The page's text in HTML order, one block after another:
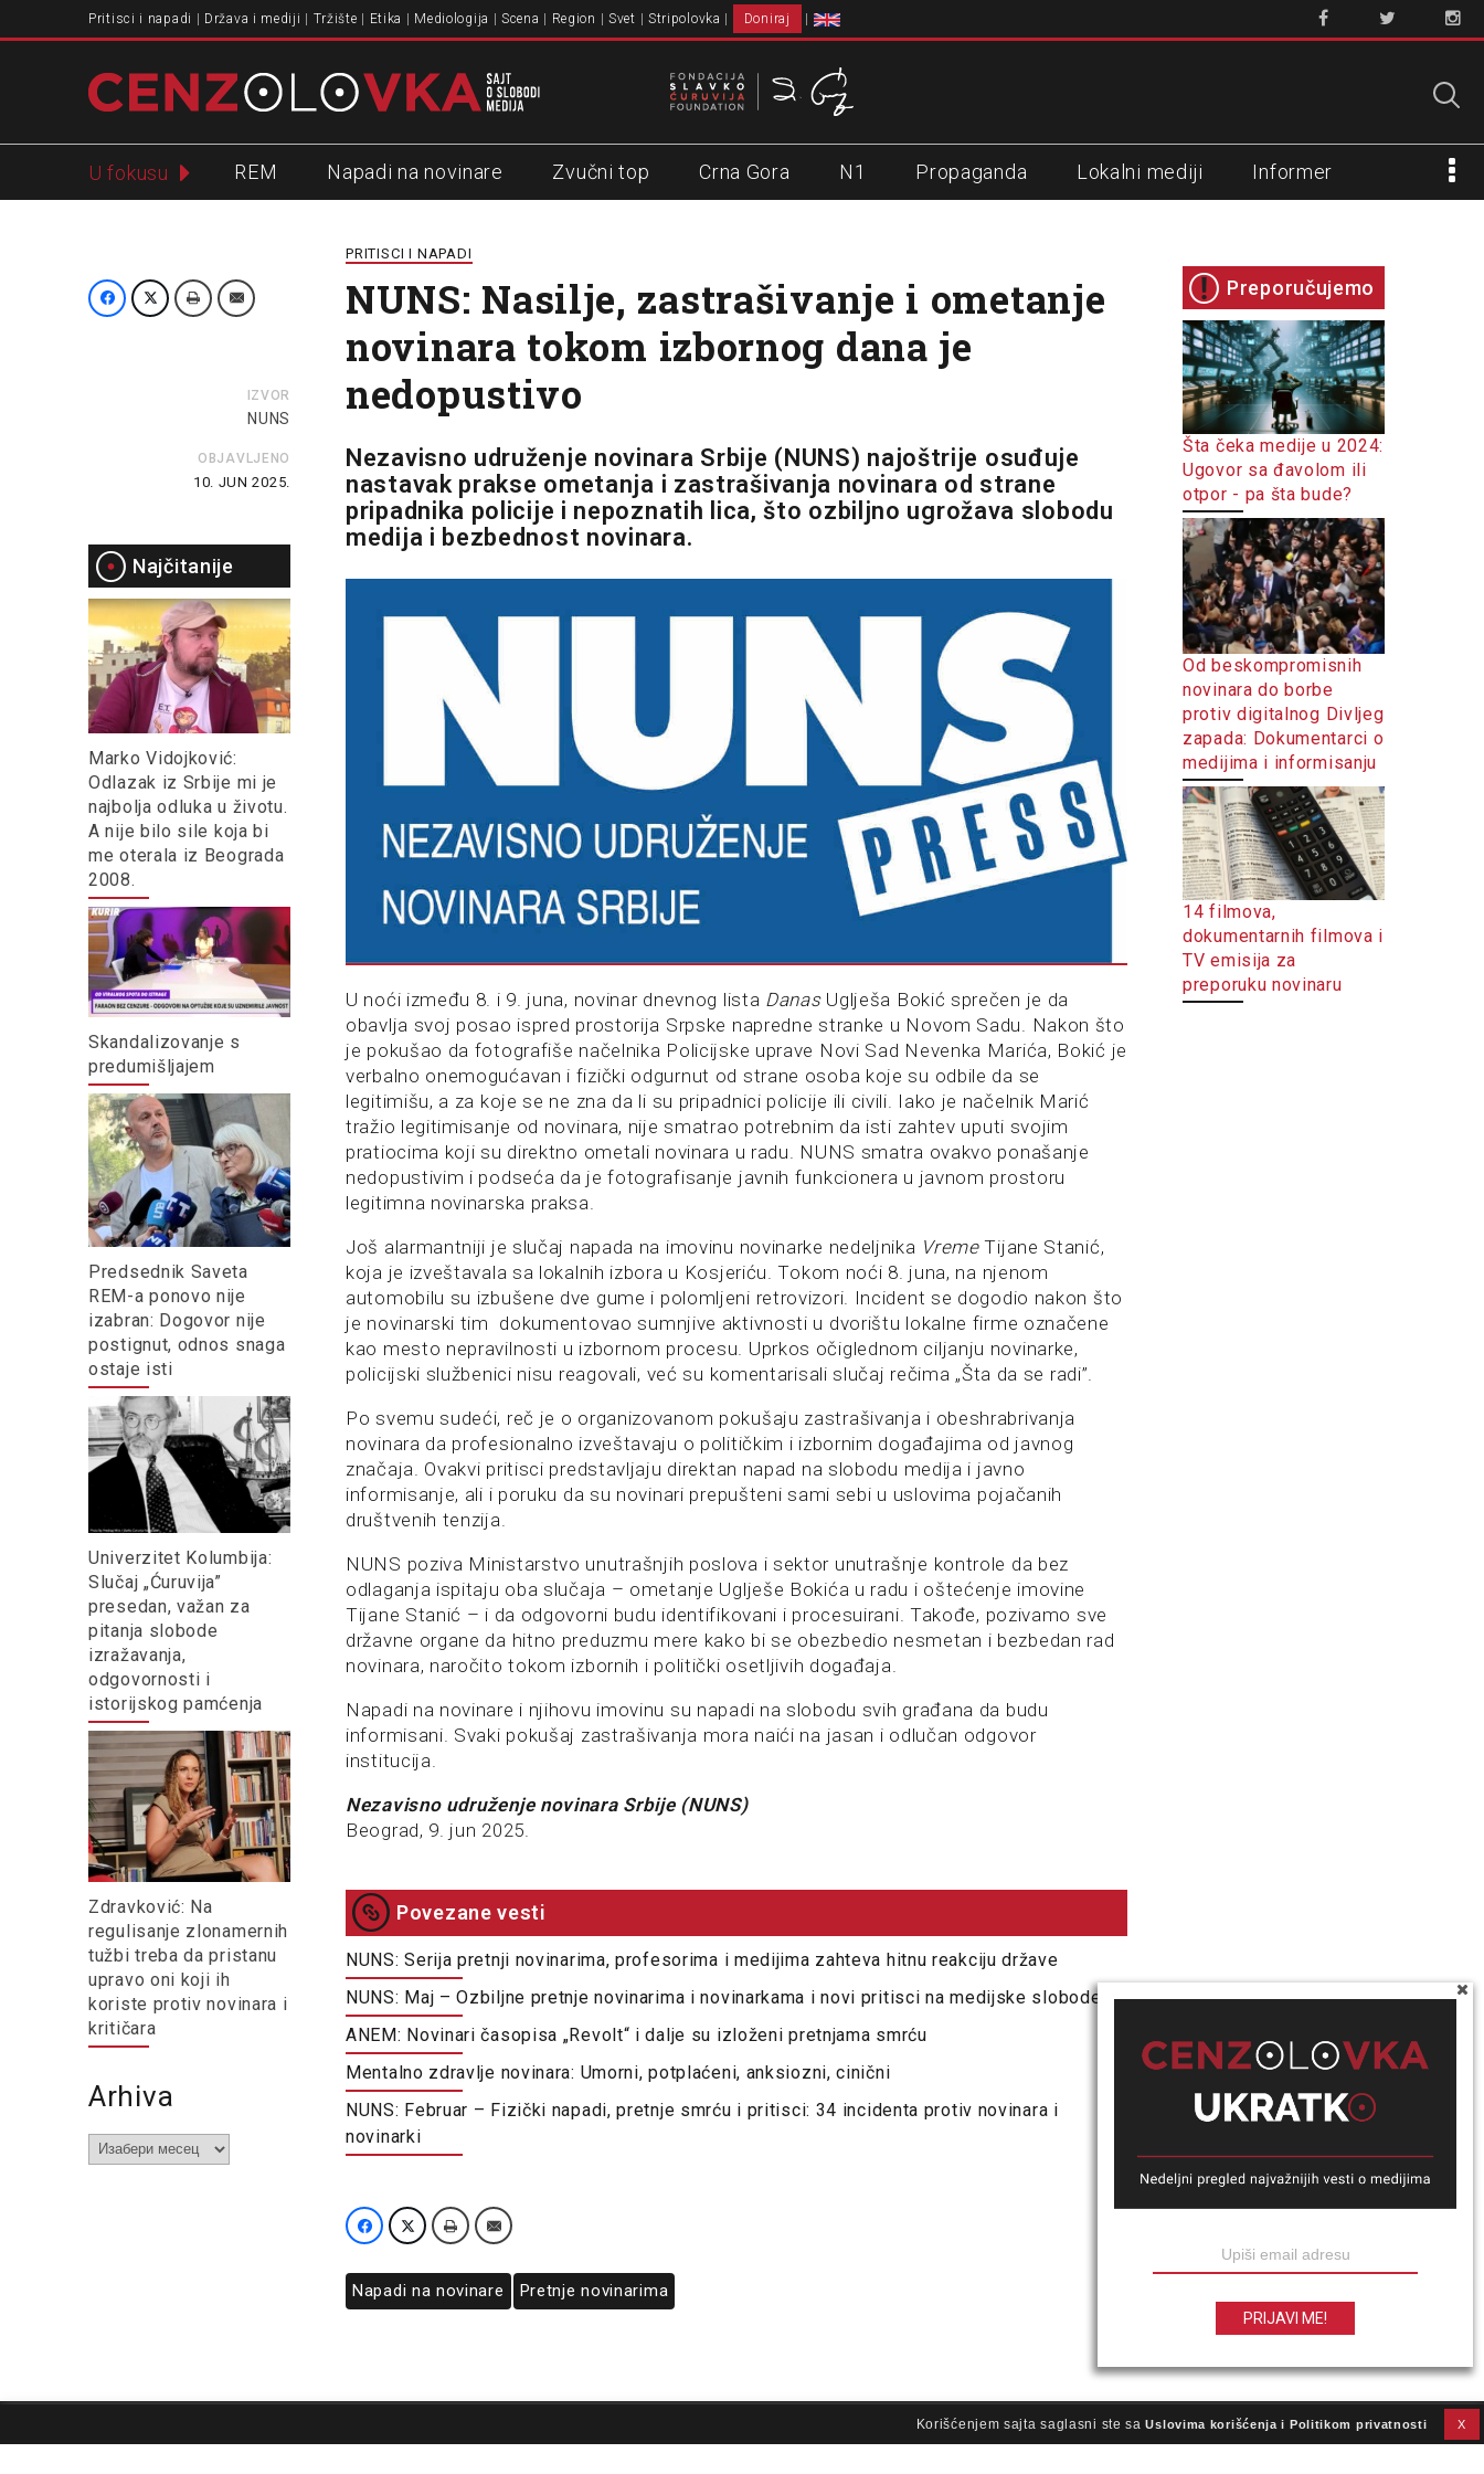
Pritisci i napadi Država i mediji Tržište Etika Mediologija Scena Region Svet Stripolovka Doniraj
U fokusu REM Napadi na novinare Zvučni top Crna Gora N1 Propaganda Lokalni mediji Informer
IZVOR
NUNS
OBJAVLJENO
10. JUN 2025.
Najčitanije
Marko Vidojković:
Odlazak iz Srbije mi je
najbolja odluka u životu.
A nije bilo sile koja bi
me oterala iz Beograda
2008.
Skandalizovanje s
predumišljajem
Predsednik Saveta
REM-a ponovo nije
izabran: Dogovor nije
postignut, odnos snaga
ostaje isti
Univerzitet Kolumbija:
Slučaj „Ćuruvija”
presedan, važan za
pitanja slobode
izražavanja,
odgovornosti i
istorijskog pamćenja
Zdravković: Na
regulisanje zlonamernih
tužbi treba da pristanu
upravo oni koji ih
koriste protiv novinara i
kritičara
Arhiva
Arhiva
PRITISCI I NAPADI
NUNS: Nasilje, zastrašivanje i ometanje
novinara tokom izbornog dana je
nedopustivo
Nezavisno udruženje novinara Srbije (NUNS) najoštrije osuđuje
nastavak prakse ometanja i zastrašivanja novinara od strane
pripadnika policije i nepoznatih lica, što ozbiljno ugrožava slobodu
medija i bezbednost novinara.
U noći između 8. i 9. juna, novinar dnevnog lista DanasUglješa Bokić sprečen je da
obavlja svoj posao ispred prostorija Srpske napredne stranke u Novom Sadu. Nakon što
je pokušao da fotografiše načelnika Policijske uprave Novi Sad Nevenka Marića, Bokić je
verbalno onemogućavan i fizički odgurnut od strane osoba koje su odbile da se
legitimišu, a za koje se ne zna da li su pripadnici policije ili civili. Iako je načelnik Marić
tražio legitimisanje od novinara, nije smatrao potrebnim da isti zahtev uputi svojim
pratiocima koji su direktno ometali novinara u radu. NUNS smatra ovakvo ponašanje
nedopustivim i podseća da je fotografisanje javnih funkcionera u javnom prostoru
legitimna novinarska praksa.
Još alarmantniji je slučaj napada na imovinu novinarke nedeljnika VremeTijane Stanić,
koja je izveštavala sa lokalnih izbora u Kosjeriću. Tokom noći 8. juna, na njenom
automobilu su izbušene dve gume i polomljeni retrovizori. Incident se dogodio nakon što
je novinarski tim dokumentovao sumnjive aktivnosti u dvorištu lokalne firme označene
kao mesto nepravilnosti u izbornom procesu. Uprkos očiglednom ciljanju novinarke,
policijski službenici nisu reagovali, već su komentarisali slučaj rečima „Šta da se radi”.
Po svemu sudeći, reč je o organizovanom pokušaju zastrašivanja i obeshrabrivanja
novinara da profesionalno izveštavaju o političkim i izbornim događajima od javnog
značaja. Ovakvi pritisci predstavljaju direktan napad na slobodu medija i javno
informisanje, ali i poruku da su novinari prepušteni sami sebi u uslovima pojačanih
društvenih tenzija.
NUNS poziva Ministarstvo unutrašnjih poslova i sektor unutrašnje kontrole da bez
odlaganja ispitaju oba slučaja – ometanje Uglješe Bokića u radu i oštećenje imovine
Tijane Stanić – i da odgovorni budu identifikovani i procesuirani. Takođe, pozivamo sve
državne organe da hitno preduzmu mere kako bi se obezbedio nesmetan i bezbedan rad
novinara, naročito tokom izbornih i politički osetljivih događaja.
Napadi na novinare i njihovu imovinu su napadi na slobodu svih građana da budu
informisani. Svaki pokušaj zastrašivanja mora naići na jasan i odlučan odgovor
institucija.
Nezavisno udruženje novinara Srbije (NUNS)
Beograd, 9. jun 2025.
Povezane vesti
NUNS: Serija pretnji novinarima, profesorima i medijima zahteva hitnu reakciju države
NUNS: Maj – Ozbiljne pretnje novinarima i novinarkama i novi pritisci na medijske slobode
ANEM: Novinari časopisa „Revolt“ i dalje su izloženi pretnjama smrću
Mentalno zdravlje novinara: Umorni, potplaćeni, anksiozni, cinični
NUNS: Februar – Fizički napadi, pretnje smrću i pritisci: 34 incidenta protiv novinara i
novinarki
Napadi na novinare Pretnje novinarima
Preporučujemo
Šta čeka medije u 2024:
Ugovor sa đavolom ili
otpor - pa šta bude?
Od beskompromisnih
novinara do borbe
protiv digitalnog Divljeg
zapada: Dokumentarci o
medijima i informisanju
14 filmova,
dokumentarnih filmova i
TV emisija za
preporuku novinaru
Korišćenjem sajta saglasni ste saUslovima korišćenja i Politikom privatnosti X